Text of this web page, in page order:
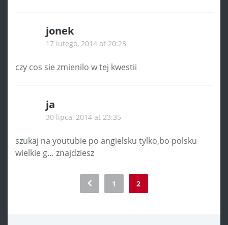
jonek
17 lutego, 2014 at 20:23
czy cos sie zmienilo w tej kwestii
ja
30 lipca, 2014 at 23:35
szukaj na youtubie po angielsku tylko,bo polsku
wielkie g… znajdziesz
1 2